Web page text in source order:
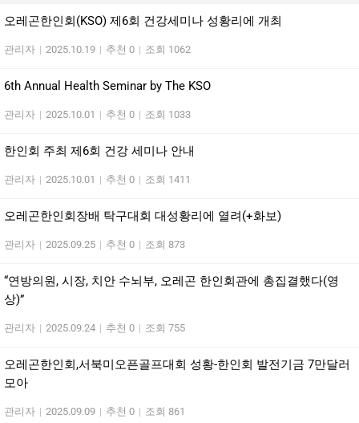
오레곤한인회(KSO) 제6회 건강세미나 성황리에 개최
관리자 | 2025.10.19 | 추천 0 | 조회 1062
6th Annual Health Seminar by The KSO
관리자 | 2025.10.01 | 추천 0 | 조회 1033
한인회 주최 제6회 건강 세미나 안내
관리자 | 2025.10.01 | 추천 0 | 조회 1411
오레곤한인회장배 탁구대회 대성황리에 열려(+화보)
관리자 | 2025.09.25 | 추천 0 | 조회 873
“연방의원, 시장, 치안 수뇌부, 오레곤 한인회관에 총집결했다(영
상)”
관리자 | 2025.09.24 | 추천 0 | 조회 755
오레곤한인회,서북미오픈골프대회 성황-한인회 발전기금 7만달러
모아
관리자 | 2025.09.09 | 추천 0 | 조회 861